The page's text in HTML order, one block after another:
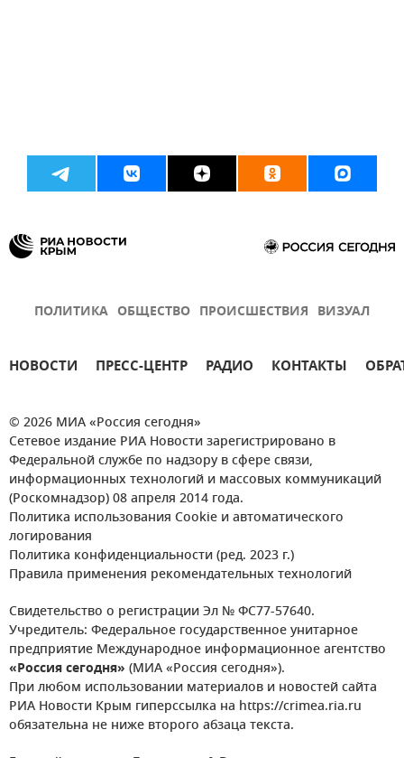
ПОЛИТИКА ОБЩЕСТВО ПРОИСШЕСТВИЯ ВИЗУАЛ
НОВОСТИ ПРЕСС-ЦЕНТР РАДИО КОНТАКТЫ
© 2026 МИА «Россия сегодня»
Сетевое издание РИА Новости зарегистрировано в
Федеральной службе по надзору в сфере связи,
информационных технологий и массовых коммуникаций
(Роскомнадзор) 08 апреля 2014 года.
Политика использования Cookie и автоматического
логирования
Политика конфиденциальности (ред. 2023 г.)
Правила применения рекомендательных технологий
Свидетельство о регистрации Эл № ФС77-57640.
Учредитель: Федеральное государственное унитарное
предприятие Международное информационное агентство
«Россия сегодня» (МИА «Россия сегодня»).
При любом использовании материалов и новостей сайта
РИА Новости Крым гиперссылка на https://crimea.ria.ru
обязательна не ниже второго абзаца текста.